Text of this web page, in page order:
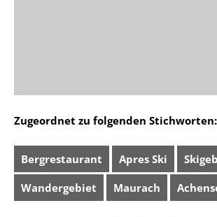
Zugeordnet zu folgenden Stichworten:
Bergrestaurant Apres Ski
Wandergebiet Maurach